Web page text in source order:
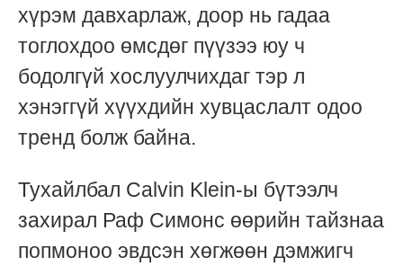
хүрэм давхарлаж, доор нь гадаа
тоглохдоо өмсдөг пүүзээ юу ч
бодолгүй хослуулчихдаг тэр л
хэнэггүй хүүхдийн хувцаслалт одоо
тренд болж байна.
Тухайлбал Calvin Klein-ы бүтээлч
захирал Раф Симонс өөрийн тайзнаа
попмоноо эвдсэн хөгжөөн дэмжигч